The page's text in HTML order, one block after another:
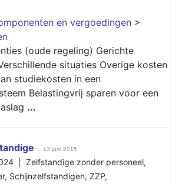
en vergoedingen >
(oude regeling) Gerichte
situaties Overige kosten
studiekosten in een
Belastingvrij sparen voor een
...
13 juni 2015
| Zelfstandige zonder personeel,
, Schijnzelfstandigen, ZZP,